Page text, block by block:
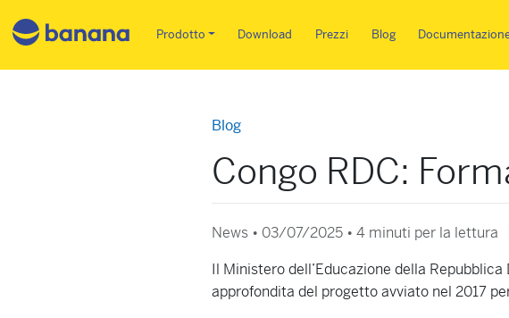
Main menu IT
Prodotto Download Prezzi Blog
Blog
Congo RDC:
News • 03/07/2025 •4 minuti per la lettura
Il Ministero dell’Educazione della
approfondita del progetto avviato nel 2017